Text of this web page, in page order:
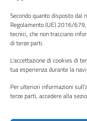
Secondo quanto disposto dal
Regolamento (UE) 2016/
tecnici, che non tracciano
di terze parti.
L'accettazione di cookies di
tua esperienza durante la
Per ulteriori informazioni
terze parti, accedere alla
Albo pretorio
Informativa privacy
Note legali
Piano di